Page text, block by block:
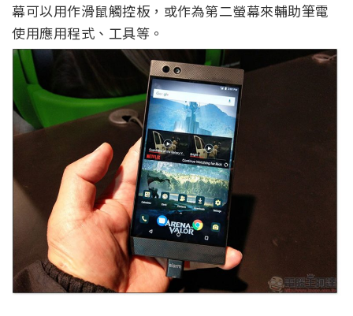
幕可以用作滑鼠觸控板，或作為第二螢幕來輔助筆電
使用應用程式、工具等。